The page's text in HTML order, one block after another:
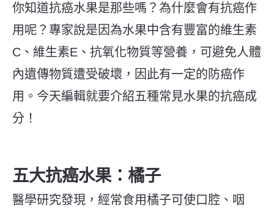
你知道抗癌水果是那些嗎？為什麼會有抗癌作
用呢？專家說是因為水果中含有豐富的維生素
C、維生素E、抗氧化物質等營養，可避免人體
內遺傳物質遭受破壞，因此有一定的防癌作
用。今天編輯就要介紹五種常見水果的抗癌成
分！
五大抗癌水果：橘子
醫學研究發現，經常食用橘子可使口腔、咽